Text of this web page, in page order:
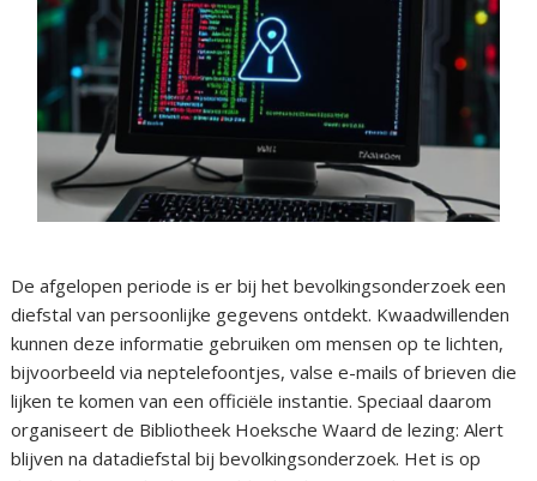
De afgelopen periode is er bij het bevolkingsonderzoek een
diefstal van persoonlijke gegevens ontdekt. Kwaadwillenden
kunnen deze informatie gebruiken om mensen op te lichten,
bijvoorbeeld via neptelefoontjes, valse e-mails of brieven die
lijken te komen van een officiële instantie. Speciaal daarom
organiseert de Bibliotheek Hoeksche Waard de lezing: Alert
blijven na datadiefstal bij bevolkingsonderzoek. Het is op